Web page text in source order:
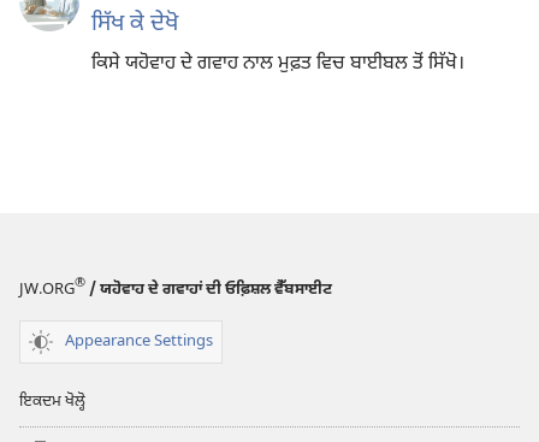
ਸਿੱਖ ਕੇ ਦੇਖੋ
ਕਿਸੇ ਯਹੋਵਾਹ ਦੇ ਗਵਾਹ ਨਾਲ ਮੁਫ਼ਤ ਵਿਚ ਬਾਈਬਲ ਤੋਂ ਸਿੱਖੋ।
JW.ORG® / ਯਹੋਵਾਹ ਦੇ ਗਵਾਹਾਂ ਦੀ ਓਫ਼ਿਸ਼ਲ ਵੈੱਬਸਾਈਟ
Appearance Settings
ਇਕਦਮ ਖੋਲ੍ਹੋ